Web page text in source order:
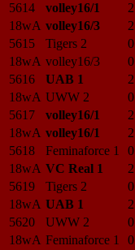
5614
volley16/1 2
18wA volley16/3 2
5615
Tigers 2 0
18wA volley16/3 0
5616
UAB 1 2
18wA UWW 2 0
5617
volley16/1 2
18wA volley16/1 2
5618
Feminaforce 1 0
18wA VC Real 1 2
5619
Tigers 2 0
18wA UAB 1 2
5620
UWW 2 0
18wA Feminaforce 1 0